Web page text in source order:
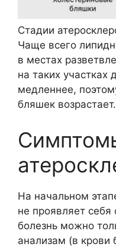
Стадии
Чаще всего
в местах
на таких участках
медленнее,
бляшек возрастает.
На начальном
не проявляет
болезнь можно
анализам (в крови